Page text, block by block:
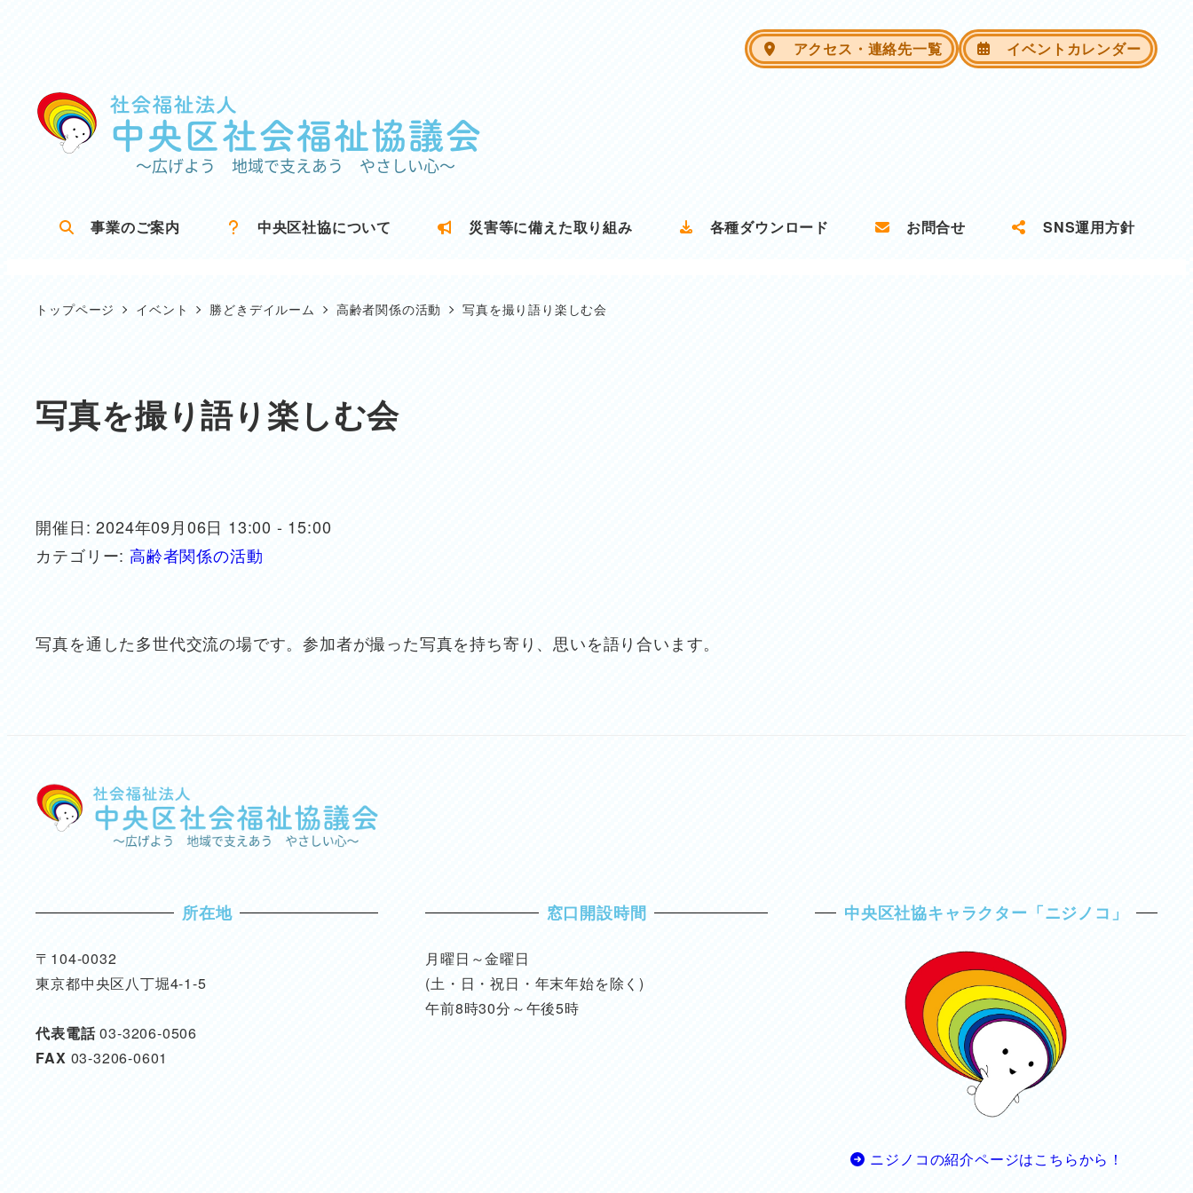
アクセス・連絡先一覧 イベントカレンダー
事業のご案内 中央区社協について 災害等に備えた取り組み 各種ダウンロード お問合せ SNS運用方針
トップページ イベント 勝どきデイルーム 高齢者関係の活動 写真を撮り語り楽しむ会
写真を撮り語り楽しむ会
開催日: 2024年09月06日 13:00 - 15:00
カテゴリー: 高齢者関係の活動
写真を通した多世代交流の場です。参加者が撮った写真を持ち寄り、思いを語り合います。
所在地
〒104-0032
東京都中央区八丁堀4-1-5
代表電話03-3206-0506
FAX 03-3206-0601
窓口開設時間
月曜日～金曜日
(土・日・祝日・年末年始を除く)
午前8時30分～午後5時
中央区社協キャラクター「ニジノコ」
ニジノコの紹介ページはこちらから！